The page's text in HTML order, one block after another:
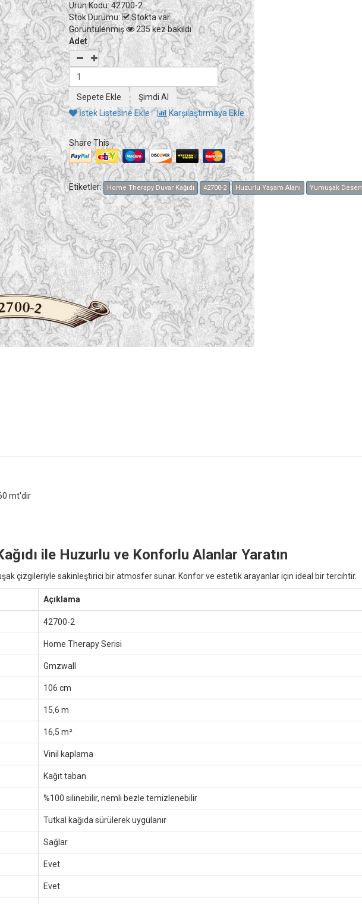
Ürün Kodu:42700-2
Stok Durumu:
Stokta var
Görüntülenmiş
235 kez bakıldı
Adet
İstek Listesine Ekle Karşılaştırmaya Ekle
Share This
Etiketler: Home Therapy Duvar Kağıdı 42700-2 Huzurlu Yaşam Alanı Yumuşak Desen
mt'dir
ile Huzurlu ve Konforlu Alanlar Yaratın
çizgileriyle sakinleştirici bir atmosfer sunar. Konfor ve estetik arayanlar için ideal bir tercihtir.
Açıklama
42700-2
Home Therapy Serisi
Gmzwall
106 cm
15,6 m
16,5 m²
Vinil kaplama
Kağıt taban
%100 silinebilir, nemli bezle temizlenebilir
Tutkal kağıda sürülerek uygulanır
Sağlar
Evet
Evet